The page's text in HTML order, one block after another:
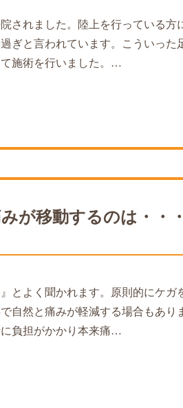
されました。陸上を行っている方
ぎと言われています。こういっ
施術を行いました。…
みが移動するのは・・・
とよく聞かれます。原則的にケ
自然と痛みが軽減する場合もあ
負担がかかり本来痛…